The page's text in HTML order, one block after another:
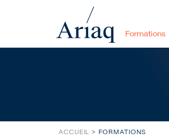
Aller au contenu principal
Formations
ACCUEIL FORMATIONS